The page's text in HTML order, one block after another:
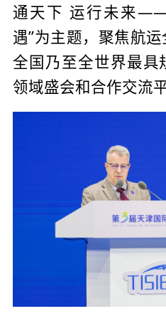
通天下 运行未来
遇”为主题，聚焦航
全国乃至全世界最具
领域盛会和合作交流平